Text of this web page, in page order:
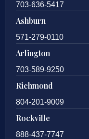
703-636-5417
Ashburn
571-279-0110
Arlington
703-589-9250
Richmond
804-201-9009
Rockville
888-437-7747